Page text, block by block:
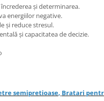
și determinarea.
energiilor negative.
și reduce stresul.
și capacitatea de decizie.
semipretioase, Bratari